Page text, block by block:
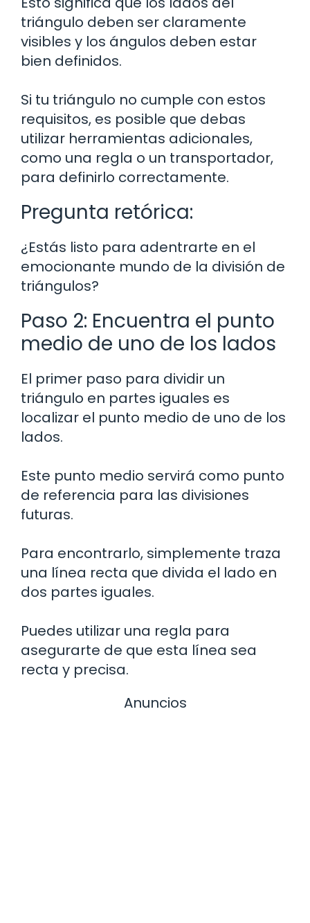
triángulo deben ser claramente
visibles y los ángulos deben estar
bien definidos.
Si tu triángulo no cumple con estos
requisitos, es posible que debas
utilizar herramientas adicionales,
como una regla o un transportador,
para definirlo correctamente.
Pregunta retórica:
¿Estás listo para adentrarte en el
emocionante mundo de la división de
triángulos?
Paso 2: Encuentra el punto
medio de uno de los lados
El primer paso para dividir un
triángulo en partes iguales es
localizar el punto medio de uno de los
lados.
Este punto medio servirá como punto
de referencia para las divisiones
futuras.
Para encontrarlo, simplemente traza
una línea recta que divida el lado en
dos partes iguales.
Puedes utilizar una regla para
asegurarte de que esta línea sea
recta y precisa.
Anuncios